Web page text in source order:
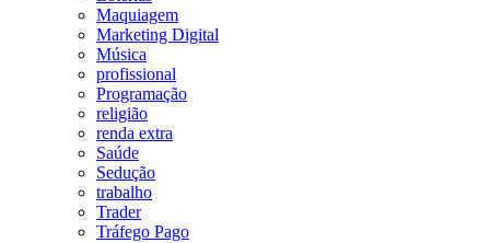
Maquiagem
Marketing Digital
Música
profissional
Programação
religião
renda extra
Saúde
Sedução
trabalho
Trader
Tráfego Pago